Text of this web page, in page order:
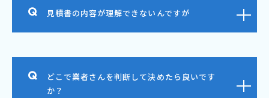
見積書の内容が理解できないんですが
どこで業者さんを判断して決めたら良いです
か？